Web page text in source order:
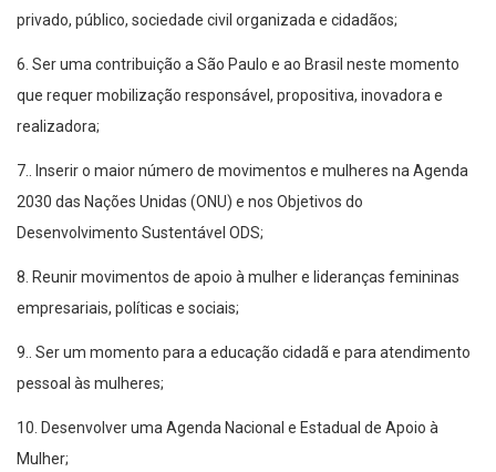
privado, público, sociedade civil organizada e cidadãos;
6. Ser uma contribuição a São Paulo e ao Brasil neste momento
que requer mobilização responsável, propositiva, inovadora e
realizadora;
7.. Inserir o maior número de movimentos e mulheres na Agenda
2030 das Nações Unidas (ONU) e nos Objetivos do
Desenvolvimento Sustentável ODS;
8. Reunir movimentos de apoio à mulher e lideranças femininas
empresariais, políticas e sociais;
9.. Ser um momento para a educação cidadã e para atendimento
pessoal às mulheres;
10. Desenvolver uma Agenda Nacional e Estadual de Apoio à
Mulher;